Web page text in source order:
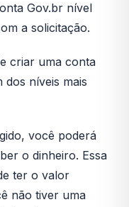
Gov.br nível
a solicitação.
criar uma conta
dos níveis mais
você poderá
o dinheiro. Essa
ter o valor
não tiver uma